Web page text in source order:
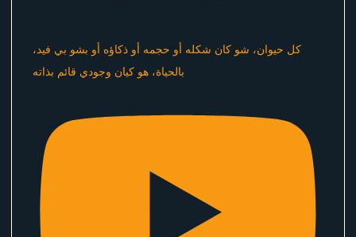
كل حيوان، شو كان شكله أو حجمه أو ذكاؤه أو بشو بي فيد،
بالحياة، هو كيان وجودي قائم بذاته